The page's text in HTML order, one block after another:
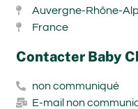
Auvergne-Rhône-
France
Contacter Baby
non communiqué
E-mail non